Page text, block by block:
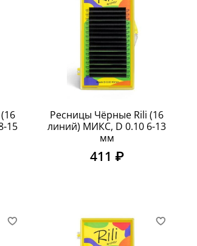
15
Ресницы Чёрные Rili (16
линий) МИКС, D 0.10 6-13
мм
411 ₽